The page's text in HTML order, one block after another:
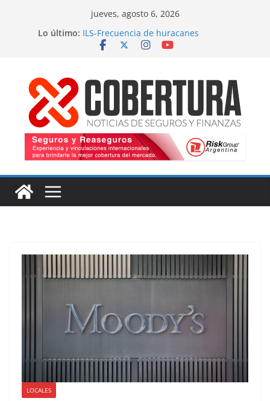
jueves, agosto 6, 2026
Lo último: ILS-Frecuencia de huracanes
Seguro marítimo-Presiones cruzadas
Fitch-Impulso a la innovación
LOCALES